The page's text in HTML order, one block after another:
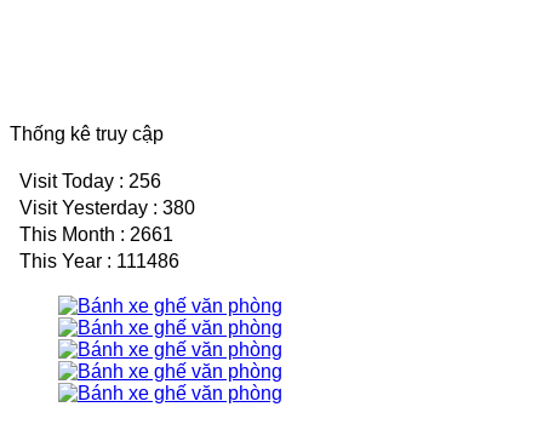
Thống kê truy cập
Visit Today : 256
Visit Yesterday : 380
This Month : 2661
This Year : 111486